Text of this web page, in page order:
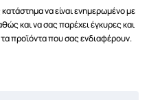
να είναι ενημερωμένο με
και να σας παρέχει έγκυρες και
προϊόντα που σας ενδιαφέρουν.